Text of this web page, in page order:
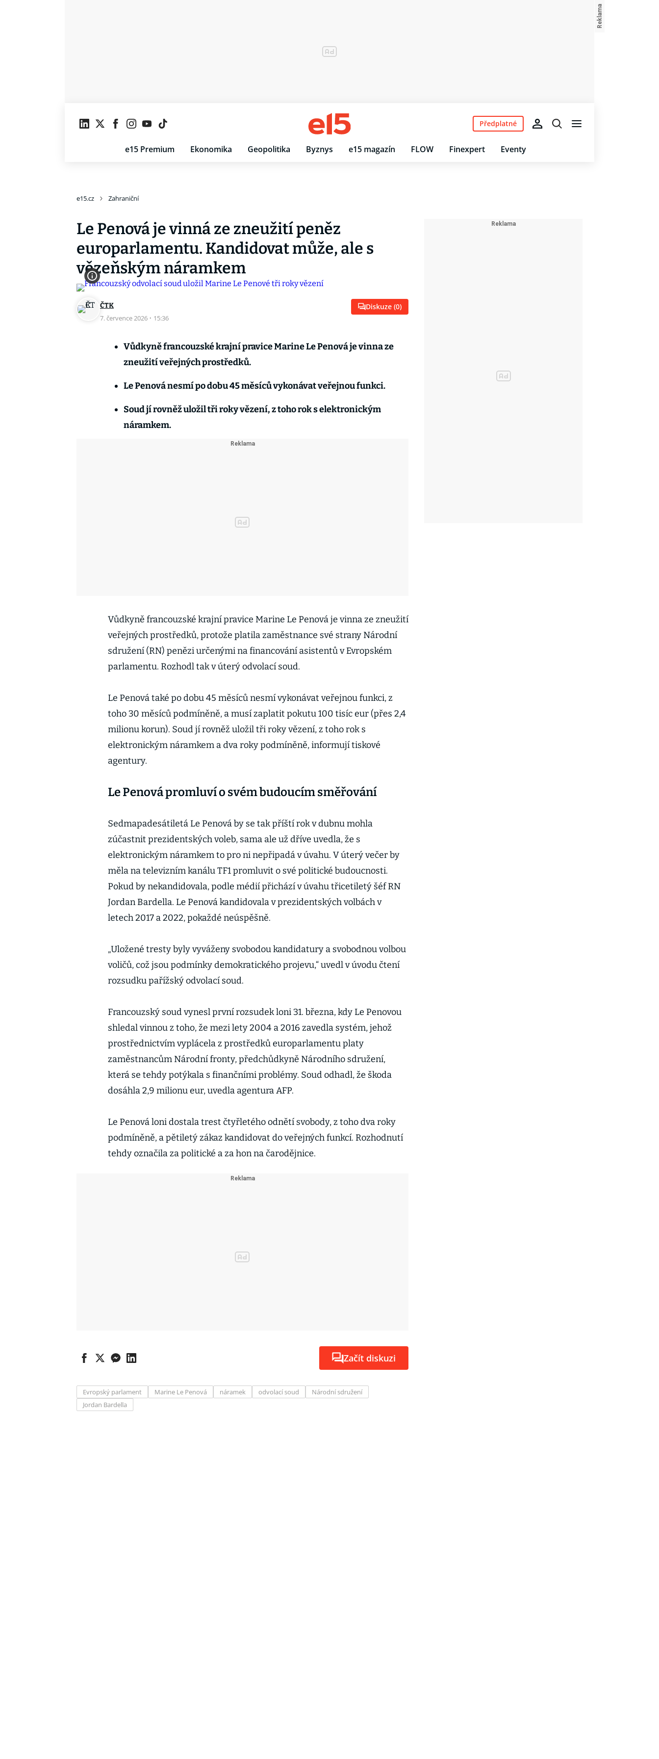
e15 Premium Ekonomika Geopolitika Byznys e15 magazín FLOW Finexpert Eventy
Předplatné
e15.cz Zahraniční
Le Penová je vinná ze zneužití peněz
europarlamentu. Kandidovat může, ale s
vězeňským náramkem
ČTK
7. července 2026 · 15:36
Diskuze (0)
Vůdkyně francouzské krajní pravice Marine Le Penová je vinna ze
zneužití veřejných prostředků.
Le Penová nesmí po dobu 45 měsíců vykonávat veřejnou funkci.
Soud jí rovněž uložil tři roky vězení, z toho rok s elektronickým
náramkem.
Vůdkyně francouzské krajní pravice Marine Le Penová je vinna ze zneužití
veřejných prostředků, protože platila zaměstnance své strany Národní
sdružení (RN) penězi určenými na financování asistentů v Evropském
parlamentu. Rozhodl tak v úterý odvolací soud.
Le Penová také po dobu 45 měsíců nesmí vykonávat veřejnou funkci, z
toho 30 měsíců podmíněně, a musí zaplatit pokutu 100 tisíc eur (přes 2,4
milionu korun). Soud jí rovněž uložil tři roky vězení, z toho rok s
elektronickým náramkem a dva roky podmíněně, informují tiskové
agentury.
Le Penová promluví o svém budoucím směřování
Sedmapadesátiletá Le Penová by se tak příští rok v dubnu mohla
zúčastnit prezidentských voleb, sama ale už dříve uvedla, že s
elektronickým náramkem to pro ni nepřipadá v úvahu. V úterý večer by
měla na televizním kanálu TF1 promluvit o své politické budoucnosti.
Pokud by nekandidovala, podle médií přichází v úvahu třicetiletý šéf RN
Jordan Bardella. Le Penová kandidovala v prezidentských volbách v
letech 2017 a 2022, pokaždé neúspěšně.
„Uložené tresty byly vyváženy svobodou kandidatury a svobodnou volbou
voličů, což jsou podmínky demokratického projevu,“ uvedl v úvodu čtení
rozsudku pařížský odvolací soud.
Francouzský soud vynesl první rozsudek loni 31. března, kdy Le Penovou
shledal vinnou z toho, že mezi lety 2004 a 2016 zavedla systém, jehož
prostřednictvím vyplácela z prostředků europarlamentu platy
zaměstnancům Národní fronty, předchůdkyně Národního sdružení,
která se tehdy potýkala s finančními problémy. Soud odhadl, že škoda
dosáhla 2,9 milionu eur, uvedla agentura AFP.
Le Penová loni dostala trest čtyřletého odnětí svobody, z toho dva roky
podmíněně, a pětiletý zákaz kandidovat do veřejných funkcí. Rozhodnutí
tehdy označila za politické a za hon na čarodějnice.
Začít diskuzi
Evropský parlament Marine Le Penová náramek odvolací soud
Národní sdružení
Jordan Bardella